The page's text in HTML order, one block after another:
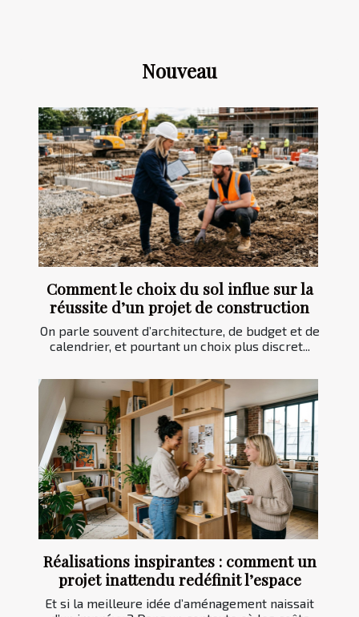
Nouveau
Comment le choix du sol influe sur la
réussite d’un projet de construction
On parle souvent d’architecture, de budget et de
calendrier, et pourtant un choix plus discret...
Réalisations inspirantes : comment un
projet inattendu redéfinit l’espace
Et si la meilleure idée d’aménagement naissait